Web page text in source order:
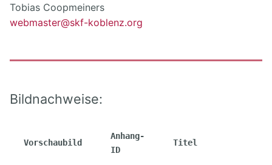
Tobias Coopmeiners
webmaster@skf-koblenz.org
Bildnachweise:
Vorschaubild
Anhang-
ID
Titel